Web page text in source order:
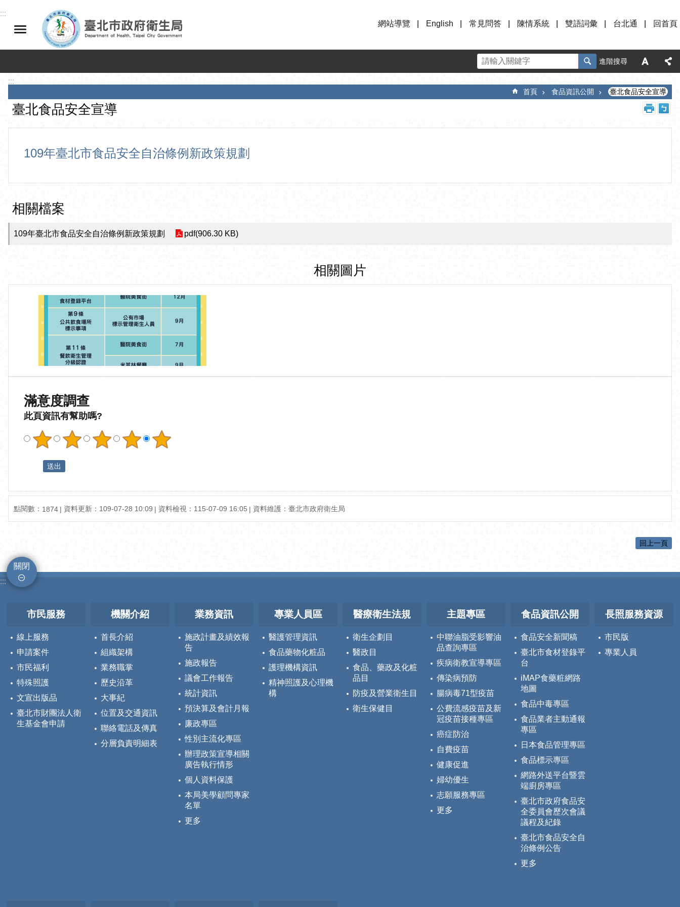
跳到主要內容區塊
:::
網站導覽
English 常見問答 陳情系統 雙語詞彙 台北通 回首頁
進階搜尋
:::
首頁 食品資訊公開 臺北食品安全宣導
臺北食品安全宣導
109年臺北市食品安全自治條例新政策規劃
相關檔案
109年臺北市食品安全自治條例新政策規劃 pdf(906.30 KB)
相關圖片
滿意度調查
此頁資訊有幫助嗎?
點閱數： 1874 資料更新：109-07-28 10:09 資料檢視：115-07-09 16:05 資料維護：臺北市政府衛生局
回上一頁
關閉
:::
市民服務
線上服務
申請案件
市民福利
特殊照護
文宣出版品
臺北市財團法人衛
生基金會申請
機關介紹
首長介紹
組織架構
業務職掌
歷史沿革
大事紀
位置及交通資訊
聯絡電話及傳真
分層負責明細表
業務資訊
施政計畫及績效報
告
施政報告
議會工作報告
統計資訊
預決算及會計月報
廉政專區
性別主流化專區
辦理政策宣導相關
廣告執行情形
個人資料保護
本局美學顧問專家
名單
更多
專業人員區
醫護管理資訊
食品藥物化粧品
護理機構資訊
精神照護及心理機
構
醫療衛生法規
衛生企劃目
醫政目
食品、藥政及化粧
品目
防疫及營業衛生目
衛生保健目
主題專區
中聯油脂受影響油
品查詢專區
疾病衛教宣導專區
傳染病預防
腸病毒71型疫苗
公費流感疫苗及新
冠疫苗接種專區
癌症防治
自費疫苗
健康促進
婦幼優生
志願服務專區
更多
食品資訊公開
食品安全新聞稿
臺北市食材登錄平
台
iMAP食藥粧網路
地圖
食品中毒專區
食品業者主動通報
專區
日本食品管理專區
食品標示專區
網路外送平台暨雲
端廚房專區
臺北市政府食品安
全委員會歷次會議
議程及紀錄
臺北市食品安全自
治條例公告
更多
長照服務資源
市民版
專業人員